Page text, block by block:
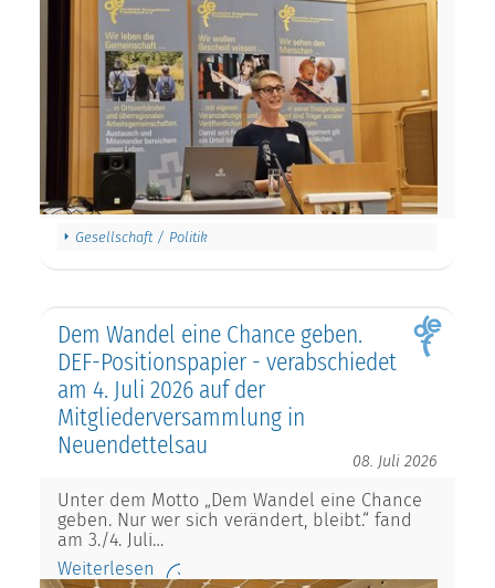
Gesellschaft / Politik
Dem Wandel eine Chance geben.
DEF-Positionspapier - verabschiedet
am 4. Juli 2026 auf der
Mitgliederversammlung in
Neuendettelsau
08. Juli 2026
Unter dem Motto „Dem Wandel eine Chance
geben. Nur wer sich verändert, bleibt.“ fand
am 3./4. Juli…
Weiterlesen